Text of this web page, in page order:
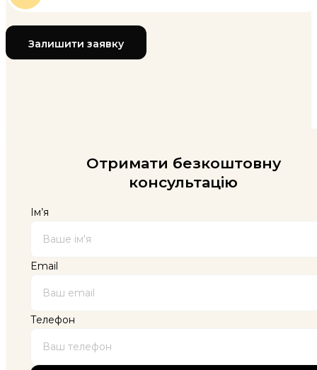
Залишити заявку
Отримати безкоштовну
консультацію
Ім’я
Email
Телефон